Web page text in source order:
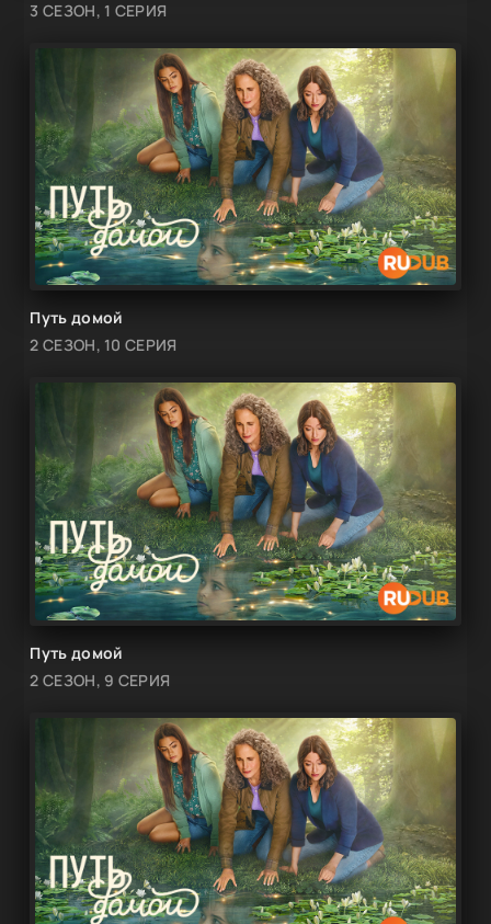
3 СЕЗОН, 1 СЕРИЯ
Путь домой
2 СЕЗОН, 10 СЕРИЯ
Путь домой
2 СЕЗОН, 9 СЕРИЯ